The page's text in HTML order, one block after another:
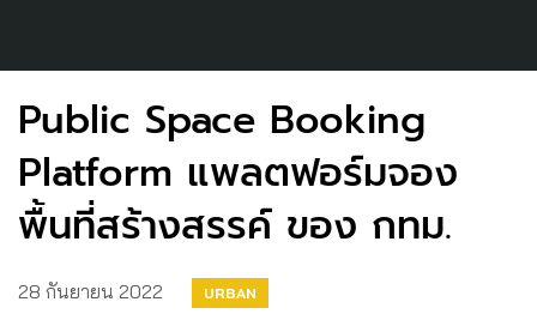
Public Space Booking
Platform แพลตฟอร์มจอง
พื้นที่สร้างสรรค์ ของ กทม.
28 กันยายน 2022 URBAN